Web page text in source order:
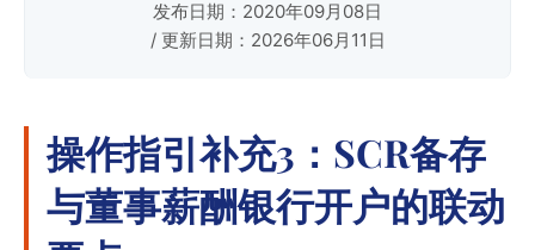
发布日期：2020年09月08日
/ 更新日期：2026年06月11日
操作指引补充3：SCR备存
与董事薪酬银行开户的联动